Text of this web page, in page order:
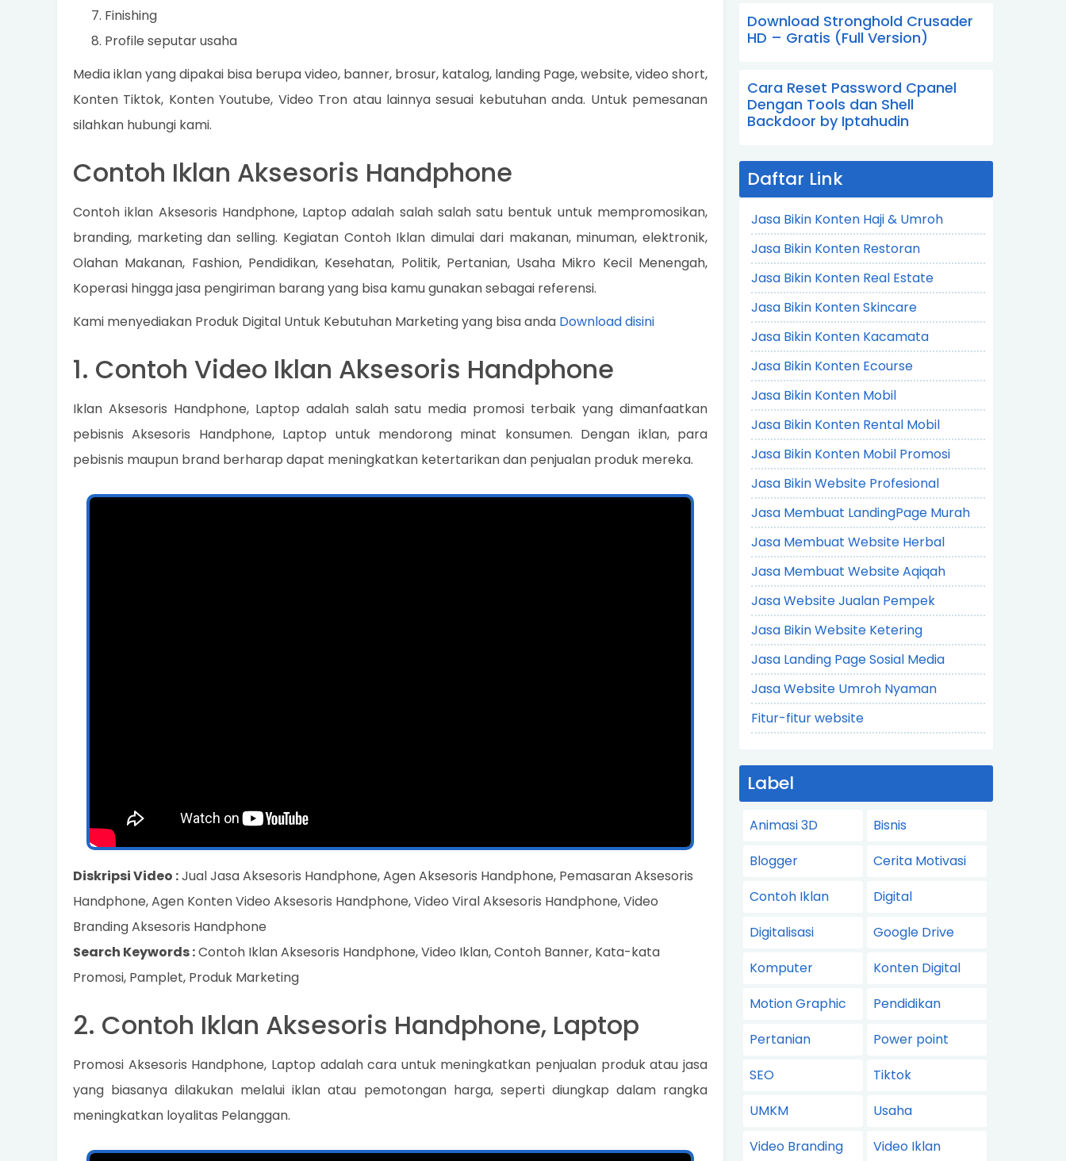
Finishing
Profile seputar usaha
Media iklan yang dipakai bisa berupa video, banner, brosur, katalog, landing Page, website, video short,
Konten Tiktok, Konten Youtube, Video Tron atau lainnya sesuai kebutuhan anda. Untuk pemesanan
silahkan hubungi kami.
Contoh Iklan Aksesoris Handphone
Contoh iklan Aksesoris Handphone, Laptop adalah salah salah satu bentuk untuk mempromosikan,
branding, marketing dan selling. Kegiatan Contoh Iklan dimulai dari makanan, minuman, elektronik,
Olahan Makanan, Fashion, Pendidikan, Kesehatan, Politik, Pertanian, Usaha Mikro Kecil Menengah,
Koperasi hingga jasa pengiriman barang yang bisa kamu gunakan sebagai referensi.
Kami menyediakan Produk Digital Untuk Kebutuhan Marketing yang bisa anda Download disini
1. Contoh Video Iklan Aksesoris Handphone
Iklan Aksesoris Handphone, Laptop adalah salah satu media promosi terbaik yang dimanfaatkan
pebisnis Aksesoris Handphone, Laptop untuk mendorong minat konsumen. Dengan iklan, para
pebisnis maupun brand berharap dapat meningkatkan ketertarikan dan penjualan produk mereka.
Diskripsi Video :Jual Jasa Aksesoris Handphone, Agen Aksesoris Handphone, Pemasaran Aksesoris
Handphone, Agen Konten Video Aksesoris Handphone, Video Viral Aksesoris Handphone, Video
Branding Aksesoris Handphone
Search Keywords :Contoh Iklan Aksesoris Handphone, Video Iklan, Contoh Banner, Kata-kata
Promosi, Pamplet, Produk Marketing
2. Contoh Iklan Aksesoris Handphone, Laptop
Promosi Aksesoris Handphone, Laptop adalah cara untuk meningkatkan penjualan produk atau jasa
yang biasanya dilakukan melalui iklan atau pemotongan harga, seperti diungkap dalam rangka
meningkatkan loyalitas Pelanggan.
Download Stronghold Crusader
HD – Gratis (Full Version)
Cara Reset Password Cpanel
Dengan Tools dan Shell
Backdoor by Iptahudin
Daftar Link
Jasa Bikin Konten Haji & Umroh
Jasa Bikin Konten Restoran
Jasa Bikin Konten Real Estate
Jasa Bikin Konten Skincare
Jasa Bikin Konten Kacamata
Jasa Bikin Konten Ecourse
Jasa Bikin Konten Mobil
Jasa Bikin Konten Rental Mobil
Jasa Bikin Konten Mobil Promosi
Jasa Bikin Website Profesional
Jasa Membuat LandingPage Murah
Jasa Membuat Website Herbal
Jasa Membuat Website Aqiqah
Jasa Website Jualan Pempek
Jasa Bikin Website Ketering
Jasa Landing Page Sosial Media
Jasa Website Umroh Nyaman
Fitur-fitur website
Label
Animasi 3D
Bisnis
Blogger
Cerita Motivasi
Contoh Iklan
Digital
Digitalisasi
Google Drive
Komputer
Konten Digital
Motion Graphic
Pendidikan
Pertanian
Power point
SEO
Tiktok
UMKM
Usaha
Video Branding
Video Iklan